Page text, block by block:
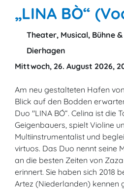
„LINA BÒ“
Theater, Musical, Bühne
Dierhagen
Mittwoch, 26. August 2026,
Am neu gestalteten Hafen
Blick auf den Bodden
Duo "LINA BÓ“. Celina ist die
Geigenbauers, spielt Violine
Multiinstrumentalist und
virtuos. Das Duo nennt seine
an die besten Zeiten von
erinnert. Sie haben sich 2018
Artez (Niederlanden) kennen